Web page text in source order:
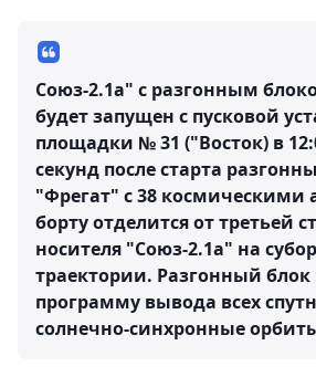
Союз-2.1а" с разгонным
будет запущен с пусковой
площадки № 31 ("Восток) в
секунд после старта
"Фрегат" с 38 космическими
борту отделится от третьей
носителя "Союз-2.1а" на
траектории. Разгонный
программу вывода всех
солнечно-синхронные